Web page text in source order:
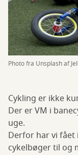
Photo fra Unsplash af
Cykling er ikke
Der er VM i
uge.
Derfor har vi
cykelbøger til og